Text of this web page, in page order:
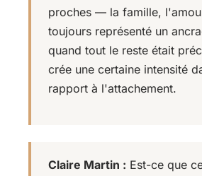
proches — la famille,
toujours représenté un
quand tout le reste était
crée une certaine intensité
rapport à l'attachement.
Claire Martin : Est-ce que